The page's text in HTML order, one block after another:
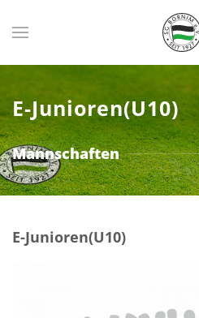
Zum Hauptinhalt springen
E-Junioren(U10)
Mannschaften
E-Junioren(U10)